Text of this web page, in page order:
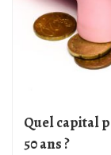
Quel capital
50 ans ?